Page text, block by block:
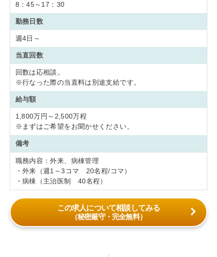
8：45～17：30
勤務日数
週4日～
当直回数
回数は応相談。
※行なった際の当直料は別途支給です。
給与額
1,800万円～2,500万程
※まずはご希望をお聞かせください。
備考
職務内容：外来、病棟管理
・外来（週1～3コマ 20名程/コマ）
・病棟（主治医制 40名程）
この求人について相談してみる
（秘密厳守・完全無料）